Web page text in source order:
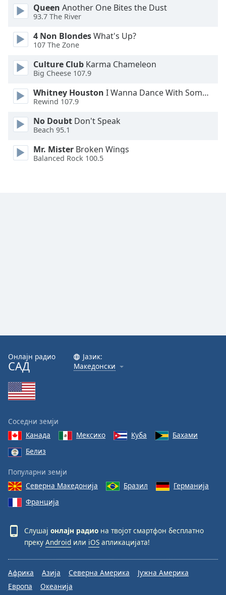
Modal
Dialog
dialog
Queen Another One Bites the Dust
93.7 The River
4 Non BlondesWhat's Up?
107 The Zone
Culture Club Karma Chameleon
Big Cheese 107.9
Whitney Houston I Wanna Dance With Somebody
Rewind 107.9
No Doubt Don't Speak
Beach 95.1
Mr. Mister Broken Wings
Balanced Rock 100.5
Онлајн радио
САД
Јазик:
Македонски
Соседни земји
Канада
Мексико Куба
Бахами
Белиз
Популарни земји
Северна Македонија
Бразил
Германија
Франција
Слушај онлајн радио на твојот смартфон бесплатно
преку Android или iOS апликацијата!
Африка Азија Северна Америка
Јужна Америка
Европа
Океанија